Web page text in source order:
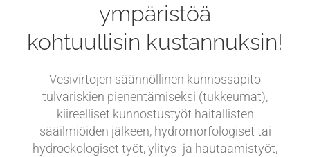
ympäristöä
kohtuullisin kustannuksin!
Vesivirtojen säännöllinen kunnossapito
tulvariskien pienentämiseksi (tukkeumat),
kiireelliset kunnostustyöt haitallisten
sääilmiöiden jälkeen, hydromorfologiset tai
hydroekologiset työt, ylitys- ja hautaamistyöt,